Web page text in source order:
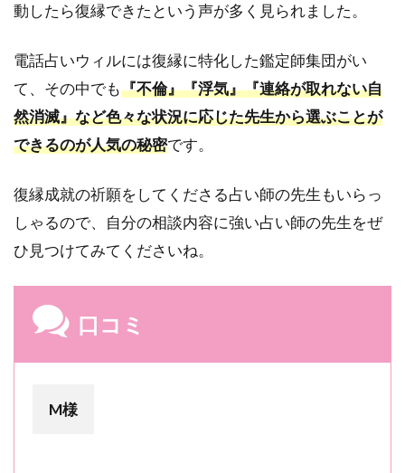
2.9
9
ーメイ
先生｜
口コミ
★4.99・
レビュ
ー1,194
しみを
癒し明
るい未
来へと
導く
10位：
喜美子
レビュ
動したら復縁できたという声が多く見られました。
電話占いウィルには復縁に特化した鑑定師集団がい
て、その中でも『不倫』『浮気』『連絡が取れない自
然消滅』など色々な状況に応じた先生から選ぶことが
できるのが人気の秘密です。
復縁成就の祈願をしてくださる占い師の先生もいらっ
しゃるので、自分の相談内容に強い占い師の先生をぜ
ひ見つけてみてくださいね。
口コミ
M様